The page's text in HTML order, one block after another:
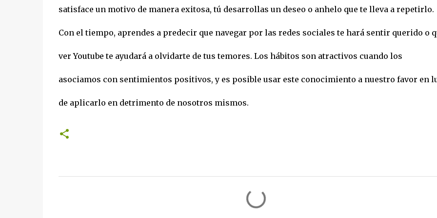
satisface un motivo de manera exitosa, tú desarrollas un deseo o anhelo que te lleva a repetirlo.
Con el tiempo, aprendes a predecir que navegar por las redes sociales te hará sentir querido o
ver Youtube te ayudará a olvidarte de tus temores. Los hábitos son atractivos cuando los
asociamos con sentimientos positivos, y es posible usar este conocimiento a nuestro favor en
de aplicarlo en detrimento de nosotros mismos.